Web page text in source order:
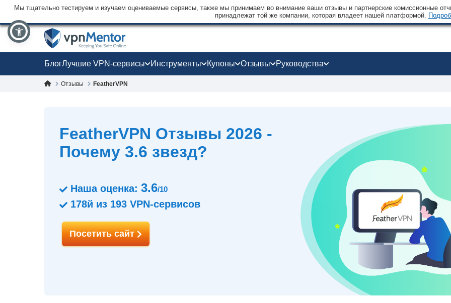
Мы тщательно тестируем и изучаем оцениваемые сервисы, также мы принимаем во внимание ваши отзывы и партнерские комиссионные
принадлежат той же компании, которая владеет нашей платформой.
БлогЛучшие VPN-сервисы Инструменты Купоны Отзывы Руководства
Отзывы FeatherVPN
FeatherVPN Oтзывы 2026 -
Почему 3.6 звезд?
Наша оценка: 3.6/10
178й из 193 VPN-сервисов
Посетить сайт